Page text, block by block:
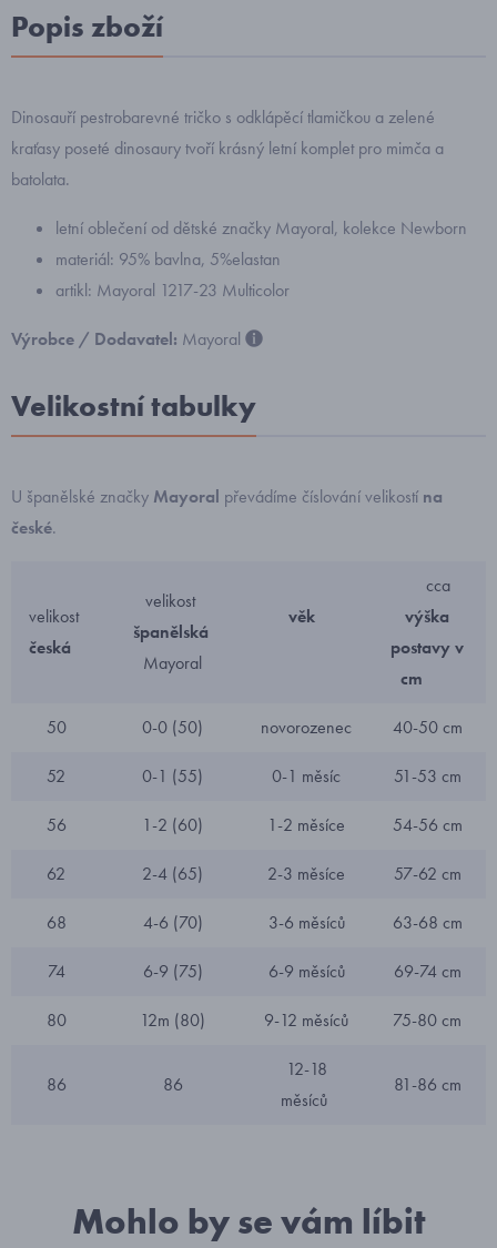
Popis zboží
Dinosauří pestrobarevné tričko s odklápěcí tlamičkou a zelené
kraťasy poseté dinosaury tvoří krásný letní komplet pro mimča a
batolata.
letní oblečení od dětské značky Mayoral, kolekce Newborn
materiál: 95% bavlna, 5%elastan
artikl: Mayoral 1217-23 Multicolor
Výrobce / Dodavatel: Mayoral
Velikostní tabulky
U španělské značky Mayoral převádíme číslování velikostí na
české.
velikost
česká
velikost
španělská
Mayoral
věk
cca
výška
postavy v
cm
50 0-0 (50) novorozenec 40-50 cm
52 0-1 (55) 0-1 měsíc 51-53 cm
56 1-2 (60) 1-2 měsíce 54-56 cm
62 2-4 (65) 2-3 měsíce 57-62 cm
68 4-6 (70) 3-6 měsíců 63-68 cm
74 6-9 (75) 6-9 měsíců 69-74 cm
80 12m (80) 9-12 měsíců 75-80 cm
86 86
12-18
měsíců
81-86 cm
Mohlo by se vám líbit